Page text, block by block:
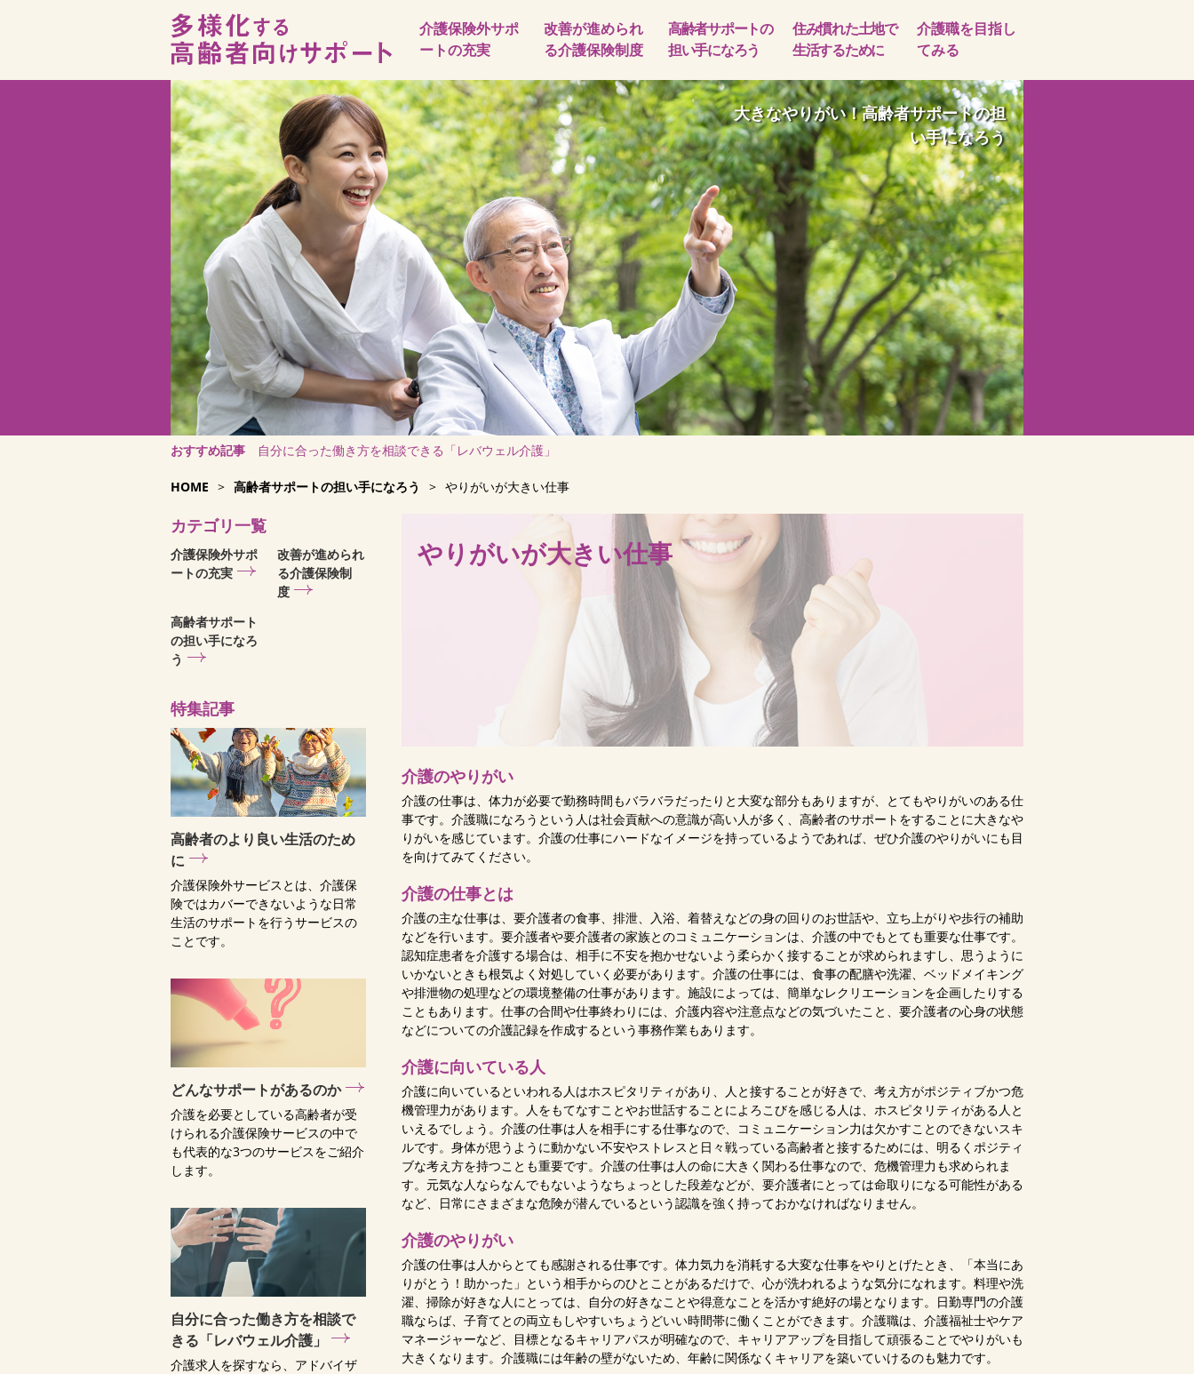
介護保険外サポ
ートの充実
改善が進められ
る介護保険制度
高齢者サポートの
担い手になろう
住み慣れた土地で
生活するために
介護職を目指し
てみる
大きなやりがい！高齢者サポートの担
い手になろう
おすすめ記事 自分に合った働き方を相談できる「レバウェル介護」
HOME > 高齢者サポートの担い手になろう > やりがいが大きい仕事
やりがいが大きい仕事
介護のやりがい
介護の仕事は、体力が必要で勤務時間もバラバラだったりと大変な部分もありますが、とてもやりがいのある仕
事です。介護職になろうという人は社会貢献への意識が高い人が多く、高齢者のサポートをすることに大きなや
りがいを感じています。介護の仕事にハードなイメージを持っているようであれば、ぜひ介護のやりがいにも目
を向けてみてください。
介護の仕事とは
介護の主な仕事は、要介護者の食事、排泄、入浴、着替えなどの身の回りのお世話や、立ち上がりや歩行の補助
などを行います。要介護者や要介護者の家族とのコミュニケーションは、介護の中でもとても重要な仕事です。
認知症患者を介護する場合は、相手に不安を抱かせないよう柔らかく接することが求められますし、思うように
いかないときも根気よく対処していく必要があります。介護の仕事には、食事の配膳や洗濯、ベッドメイキング
や排泄物の処理などの環境整備の仕事があります。施設によっては、簡単なレクリエーションを企画したりする
こともあります。仕事の合間や仕事終わりには、介護内容や注意点などの気づいたこと、要介護者の心身の状態
などについての介護記録を作成するという事務作業もあります。
介護に向いている人
介護に向いているといわれる人はホスピタリティがあり、人と接することが好きで、考え方がポジティブかつ危
機管理力があります。人をもてなすことやお世話することによろこびを感じる人は、ホスピタリティがある人と
いえるでしょう。介護の仕事は人を相手にする仕事なので、コミュニケーション力は欠かすことのできないスキ
ルです。身体が思うように動かない不安やストレスと日々戦っている高齢者と接するためには、明るくポジティ
ブな考え方を持つことも重要です。介護の仕事は人の命に大きく関わる仕事なので、危機管理力も求められま
す。元気な人ならなんでもないようなちょっとした段差などが、要介護者にとっては命取りになる可能性がある
など、日常にさまざまな危険が潜んでいるという認識を強く持っておかなければなりません。
介護のやりがい
介護の仕事は人からとても感謝される仕事です。体力気力を消耗する大変な仕事をやりとげたとき、「本当にあ
りがとう！助かった」という相手からのひとことがあるだけで、心が洗われるような気分になれます。料理や洗
濯、掃除が好きな人にとっては、自分の好きなことや得意なことを活かす絶好の場となります。日勤専門の介護
職ならば、子育てとの両立もしやすいちょうどいい時間帯に働くことができます。介護職は、介護福祉士やケア
マネージャーなど、目標となるキャリアパスが明確なので、キャリアアップを目指して頑張ることでやりがいも
大きくなります。介護職には年齢の壁がないため、年齢に関係なくキャリアを築いていけるのも魅力です。
カテゴリ一覧
介護保険外サポ
ートの充実
改善が進められ
る介護保険制
度
高齢者サポート
の担い手になろ
う
特集記事
高齢者のより良い生活のため
に
介護保険外サービスとは、介護保
険ではカバーできないような日常
生活のサポートを行うサービスの
ことです。
どんなサポートがあるのか
介護を必要としている高齢者が受
けられる介護保険サービスの中で
も代表的な3つのサービスをご紹介
します。
自分に合った働き方を相談で
きる「レバウェル介護」
介護求人を探すなら、アドバイザ